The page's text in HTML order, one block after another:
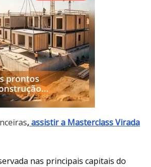
,assistir a Masterclass Virada
nas principais capitais do